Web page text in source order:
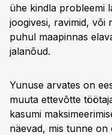
ühe kindla probleemi
joogivesi, ravimid, või
puhul maapinnas
jalanõud.
Yunuse arvates on
muuta ettevõtte
kasumi
näevad, mis tunne on